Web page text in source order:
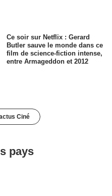
Ce soir sur Netflix : Gerard
Butler sauve le monde dans ce
film de science-fiction intense,
entre Armageddon et 2012
Ciné
pays